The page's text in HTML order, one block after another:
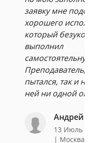
заявку мне
хорошего
который
выполнил
Преподаватель,
пытался, так и
ней ни одной
Андрей
13 Июль
| Москва